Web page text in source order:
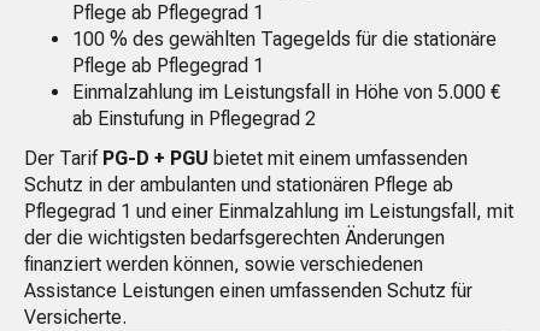
Pflege ab Pflegegrad 1
100 % des gewählten Tagegelds für die stationäre
Pflege ab Pflegegrad 1
Einmalzahlung im Leistungsfall in Höhe von 5.000 €
ab Einstufung in Pflegegrad 2
Der Tarif PG-D + PGU bietet mit einem umfassenden
Schutz in der ambulanten und stationären Pflege ab
Pflegegrad 1 und einer Einmalzahlung im Leistungsfall, mit
der die wichtigsten bedarfsgerechten Änderungen
finanziert werden können, sowie verschiedenen
Assistance Leistungen einen umfassenden Schutz für
Versicherte.